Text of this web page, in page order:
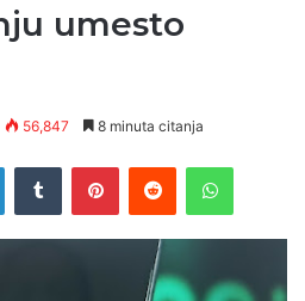
umesto
56,847 8 minuta citanja
LinkedInTumblr PinterestReddit